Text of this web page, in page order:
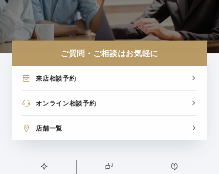
ご質問・ご相談はお気軽に
来店相談予約
オンライン相談予約
店舗一覧